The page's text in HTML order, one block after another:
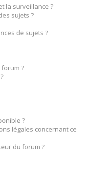
la surveillance ?
sujets ?
de sujets ?
?
?
légales concernant ce
du forum ?